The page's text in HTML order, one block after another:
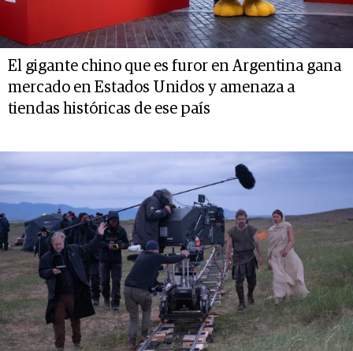
El gigante chino que es furor en Argentina gana
mercado en Estados Unidos y amenaza a
tiendas históricas de ese país